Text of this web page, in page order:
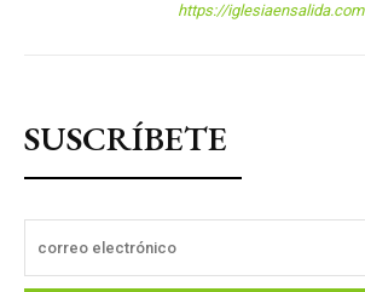
https://iglesiaensalida.com
SUSCRÍBETE